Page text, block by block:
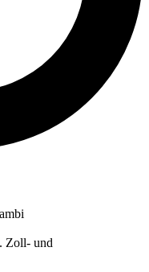
Zoll- und